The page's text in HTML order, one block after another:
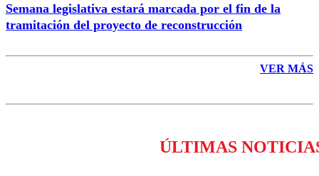
Semana legislativa estará marcada por el fin de la
tramitación del proyecto de reconstrucción
VER MÁS
ÚLTIMAS